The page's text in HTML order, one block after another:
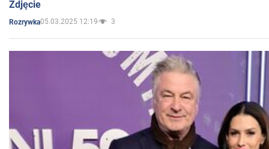
Zdjęcie
Rozrywka05.03.2025 12:19 3